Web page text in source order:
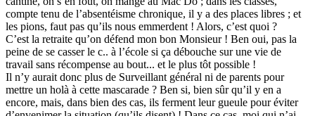
compte tenu de l’absentéisme chronique, il y a des places libres ; et
les pions, faut pas qu’ils nous emmerdent ! Alors, c’est quoi ?
C’est la retraite qu’on défend mon bon Monsieur ! Ben oui, pas la
peine de se casser le c.. à l’école si ça débouche sur une vie de
travail sans récompense au bout... et le plus tôt possible !
Il n’y aurait donc plus de Surveillant général ni de parents pour
mettre un holà à cette mascarade ? Ben si, bien sûr qu’il y en a
encore, mais, dans bien des cas, ils ferment leur gueule pour éviter